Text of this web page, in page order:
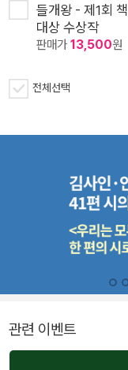
들개왕 - 제1회
대상 수상작
판매가13,500원
전체선택
관련 이벤트